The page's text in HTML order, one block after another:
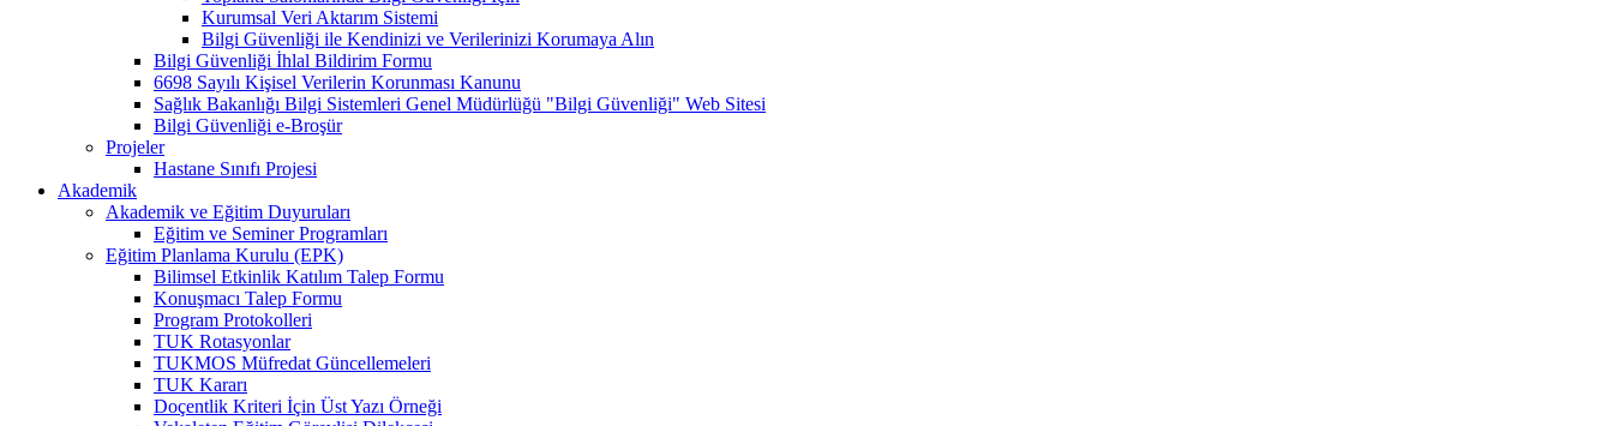
Kurumsal Veri Aktarım Sistemi
Bilgi Güvenliği ile Kendinizi ve Verilerinizi Korumaya Alın
Bilgi Güvenliği İhlal Bildirim Formu
6698 Sayılı Kişisel Verilerin Korunması Kanunu
Sağlık Bakanlığı Bilgi Sistemleri Genel Müdürlüğü "Bilgi Güvenliği" Web Sitesi
Bilgi Güvenliği e-Broşür
Projeler
Hastane Sınıfı Projesi
Akademik
Akademik ve Eğitim Duyuruları
Eğitim ve Seminer Programları
Eğitim Planlama Kurulu (EPK)
Bilimsel Etkinlik Katılım Talep Formu
Konuşmacı Talep Formu
Program Protokolleri
TUK Rotasyonlar
TUKMOS Müfredat Güncellemeleri
TUK Kararı
Doçentlik Kriteri İçin Üst Yazı Örneği